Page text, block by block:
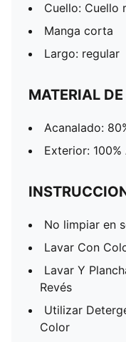
Cuello: Cuello
Manga corta
Largo: regular
MATERIAL
Acanalado:
Exterior:
No limpiar en
Lavar Con
Lavar Y
Revés
Utilizar
Color